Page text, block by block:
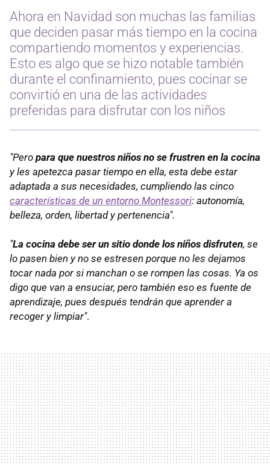
Ahora en Navidad son muchas las familias
que deciden pasar más tiempo en la cocina
compartiendo momentos y experiencias.
Esto es algo que se hizo notable también
durante el confinamiento, pues cocinar se
convirtió en una de las actividades
preferidas para disfrutar con los niños
"Pero para que nuestros niños no se frustren en la cocina
y les apetezca pasar tiempo en ella, esta debe estar
adaptada a sus necesidades, cumpliendo las cinco
características de un entorno Montessori: autonomía,
belleza, orden, libertad y pertenencia".
"La cocina debe ser un sitio donde los niños disfruten, se
lo pasen bien y no se estresen porque no les dejamos
tocar nada por si manchan o se rompen las cosas. Ya os
digo que van a ensuciar, pero también eso es fuente de
aprendizaje, pues después tendrán que aprender a
recoger y limpiar".